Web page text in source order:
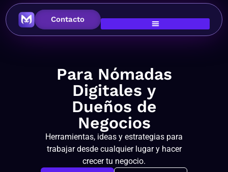
Contacto
Para Nómadas
Digitales y
Dueños de
Negocios
Herramientas, ideas y estrategias para
trabajar desde cualquier lugar y hacer
crecer tu negocio.